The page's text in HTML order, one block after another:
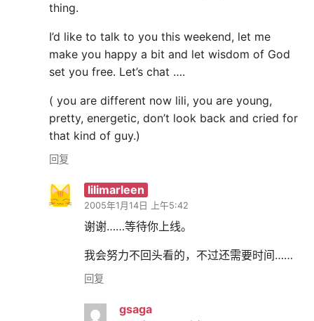
thing.
I’d like to talk to you this weekend, let me
make you happy a bit and let wisdom of God
set you free. Let’s chat ….
( you are different now lili, you are young,
pretty, energetic, don’t look back and cried for
that kind of guy.)
回复
lilimarleen
2005年1月14日 上午5:42
谢谢……等待你上线。
我会努力不回头看的，不过还需要时间……
回复
gsaga